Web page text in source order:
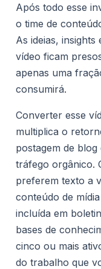
Após todo esse
o time de
As ideias,
vídeo ficam
apenas uma
consumirá.
Converter esse
multiplica o
postagem de
tráfego orgânico.
preferem texto a
conteúdo de
incluída em
bases de
cinco ou mais
do trabalho que